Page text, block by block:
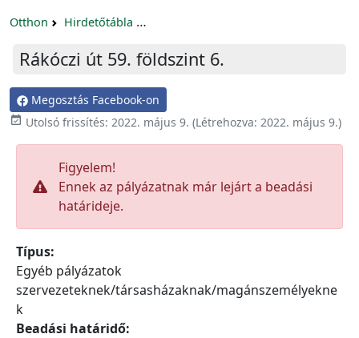
Otthon Hirdetőtábla
Rákóczi út 59. földszint 6.
Megosztás Facebook-on
 Utolsó frissítés: 2022. május 9. (Létrehozva: 2022. május 9.)
Figyelem!
Ennek az pályázatnak már lejárt a beadási
határideje.
Típus:
Egyéb pályázatok
szervezeteknek/társasházaknak/magánszemélyekne
k
Beadási határidő: